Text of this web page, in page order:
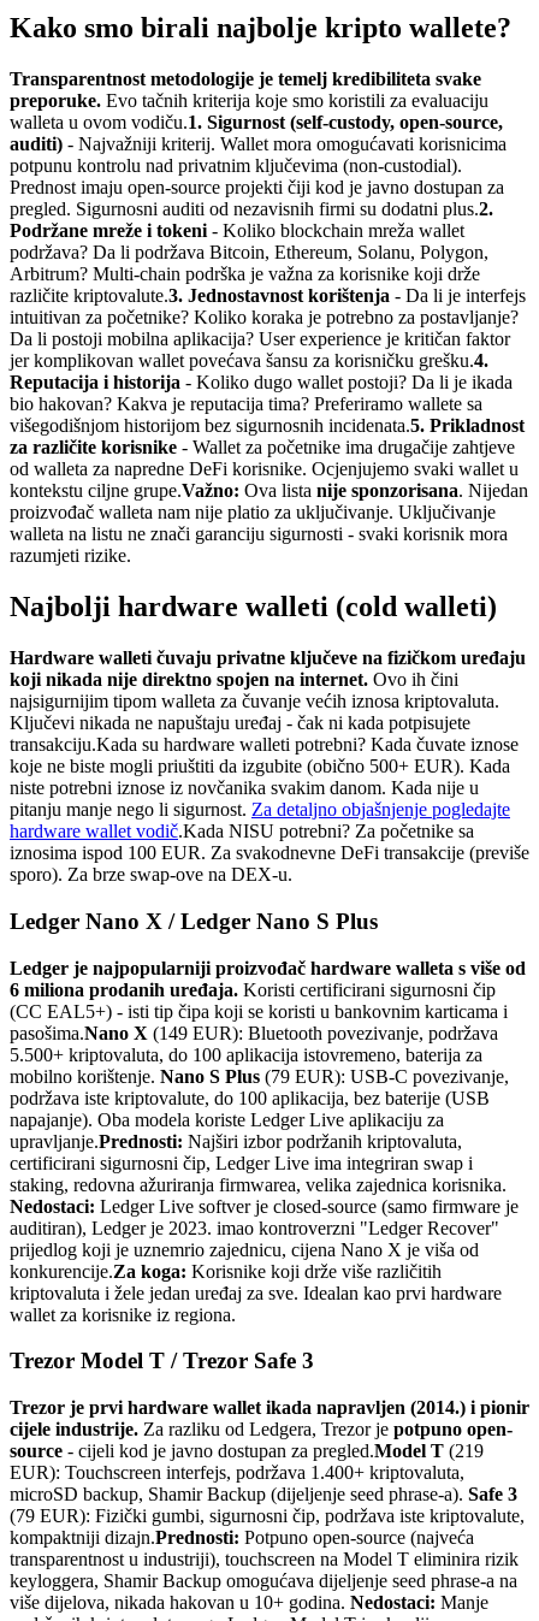
Kako smo birali najbolje kripto wallete?
Transparentnost metodologije je temelj kredibiliteta svake
preporuke. Evo tačnih kriterija koje smo koristili za evaluaciju
walleta u ovom vodiču.1. Sigurnost (self-custody, open-source,
auditi) - Najvažniji kriterij. Wallet mora omogućavati korisnicima
potpunu kontrolu nad privatnim ključevima (non-custodial).
Prednost imaju open-source projekti čiji kod je javno dostupan za
pregled. Sigurnosni auditi od nezavisnih firmi su dodatni plus.2.
Podržane mreže i tokeni - Koliko blockchain mreža wallet
podržava? Da li podržava Bitcoin, Ethereum, Solanu, Polygon,
Arbitrum? Multi-chain podrška je važna za korisnike koji drže
različite kriptovalute.3. Jednostavnost korištenja - Da li je interfejs
intuitivan za početnike? Koliko koraka je potrebno za postavljanje?
Da li postoji mobilna aplikacija? User experience je kritičan faktor
jer komplikovan wallet povećava šansu za korisničku grešku.4.
Reputacija i historija - Koliko dugo wallet postoji? Da li je ikada
bio hakovan? Kakva je reputacija tima? Preferiramo wallete sa
višegodišnjom historijom bez sigurnosnih incidenata.5. Prikladnost
za različite korisnike - Wallet za početnike ima drugačije zahtjeve
od walleta za napredne DeFi korisnike. Ocjenjujemo svaki wallet u
kontekstu ciljne grupe.Važno: Ova lista nije sponzorisana. Nijedan
proizvođač walleta nam nije platio za uključivanje. Uključivanje
walleta na listu ne znači garanciju sigurnosti - svaki korisnik mora
razumjeti rizike.
Najbolji hardware walleti (cold walleti)
Hardware walleti čuvaju privatne ključeve na fizičkom uređaju
koji nikada nije direktno spojen na internet. Ovo ih čini
najsigurnijim tipom walleta za čuvanje većih iznosa kriptovaluta.
Ključevi nikada ne napuštaju uređaj - čak ni kada potpisujete
transakciju.Kada su hardware walleti potrebni? Kada čuvate iznose
koje ne biste mogli priuštiti da izgubite (obično 500+ EUR). Kada
niste potrebni iznose iz novčanika svakim danom. Kada nije u
pitanju manje nego li sigurnost. Za detaljno objašnjenje pogledajte
hardware wallet vodič.Kada NISU potrebni? Za početnike sa
iznosima ispod 100 EUR. Za svakodnevne DeFi transakcije (previše
sporo). Za brze swap-ove na DEX-u.
Ledger Nano X / Ledger Nano S Plus
Ledger je najpopularniji proizvođač hardware walleta s više od
6 miliona prodanih uređaja. Koristi certificirani sigurnosni čip
(CC EAL5+) - isti tip čipa koji se koristi u bankovnim karticama i
pasošima.Nano X (149 EUR): Bluetooth povezivanje, podržava
5.500+ kriptovaluta, do 100 aplikacija istovremeno, baterija za
mobilno korištenje. Nano S Plus (79 EUR): USB-C povezivanje,
podržava iste kriptovalute, do 100 aplikacija, bez baterije (USB
napajanje). Oba modela koriste Ledger Live aplikaciju za
upravljanje.Prednosti: Najširi izbor podržanih kriptovaluta,
certificirani sigurnosni čip, Ledger Live ima integriran swap i
staking, redovna ažuriranja firmwarea, velika zajednica korisnika.
Nedostaci: Ledger Live softver je closed-source (samo firmware je
auditiran), Ledger je 2023. imao kontroverzni "Ledger Recover"
prijedlog koji je uznemrio zajednicu, cijena Nano X je viša od
konkurencije.Za koga: Korisnike koji drže više različitih
kriptovaluta i žele jedan uređaj za sve. Idealan kao prvi hardware
wallet za korisnike iz regiona.
Trezor Model T / Trezor Safe 3
Trezor je prvi hardware wallet ikada napravljen (2014.) i pionir
cijele industrije. Za razliku od Ledgera, Trezor je potpuno open-
source - cijeli kod je javno dostupan za pregled.Model T (219
EUR): Touchscreen interfejs, podržava 1.400+ kriptovaluta,
microSD backup, Shamir Backup (dijeljenje seed phrase-a). Safe 3
(79 EUR): Fizički gumbi, sigurnosni čip, podržava iste kriptovalute,
kompaktniji dizajn.Prednosti: Potpuno open-source (najveća
transparentnost u industriji), touchscreen na Model T eliminira rizik
keyloggera, Shamir Backup omogućava dijeljenje seed phrase-a na
više dijelova, nikada hakovan u 10+ godina. Nedostaci: Manje